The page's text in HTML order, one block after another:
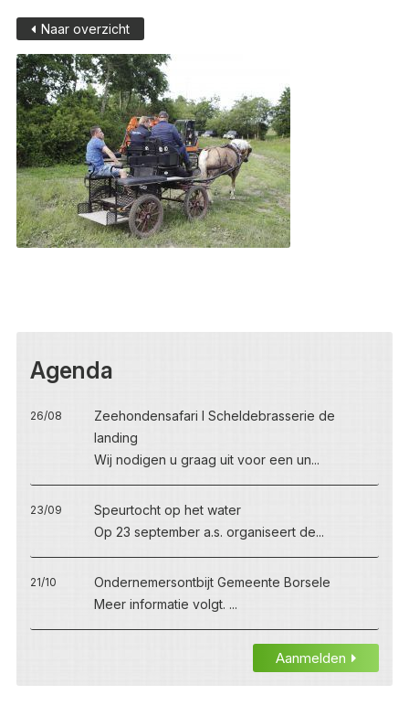
Naar overzicht
Agenda
26/08
Zeehondensafari I Scheldebrasserie de
landing
Wij nodigen u graag uit voor een un...
23/09
Speurtocht op het water
Op 23 september a.s. organiseert de...
21/10
Ondernemersontbijt Gemeente Borsele
Meer informatie volgt. ...
Aanmelden